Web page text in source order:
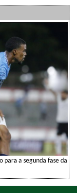
para a segunda fase da